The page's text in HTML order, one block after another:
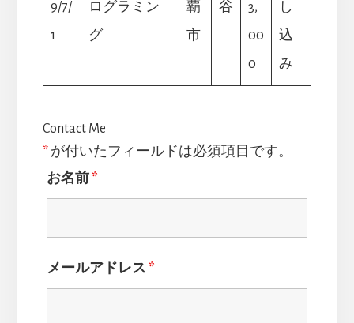
9/7/
1
ログラミン
グ
覇
市
谷
3,
00
0
し
込
み
Contact Me
*が付いたフィールドは必須項目です。
お名前 *
メールアドレス *